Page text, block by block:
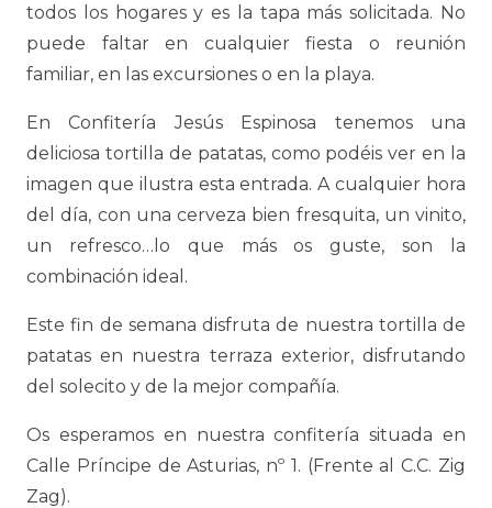
todos los hogares y es la tapa más solicitada. No
puede faltar en cualquier fiesta o reunión
familiar, en las excursiones o en la playa.
En Confitería Jesús Espinosa tenemos una
deliciosa tortilla de patatas, como podéis ver en la
imagen que ilustra esta entrada. A cualquier hora
del día, con una cerveza bien fresquita, un vinito,
un refresco…lo que más os guste, son la
combinación ideal.
Este fin de semana disfruta de nuestra tortilla de
patatas en nuestra terraza exterior, disfrutando
del solecito y de la mejor compañía.
Os esperamos en nuestra confitería situada en
Calle Príncipe de Asturias, nº 1. (Frente al C.C. Zig
Zag).